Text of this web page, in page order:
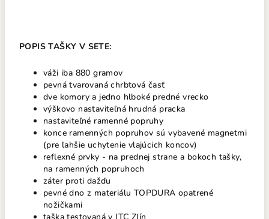
POPIS TAŠKY V SETE:
váži iba 880 gramov
pevná tvarovaná chrbtová časť
dve komory a jedno hlboké predné vrecko
výškovo nastaviteľná hrudná pracka
nastaviteľné ramenné popruhy
konce ramenných popruhov sú vybavené magnetmi
(pre ľahšie uchytenie vlajúcich koncov)
reflexné prvky - na prednej strane a bokoch tašky,
na ramenných popruhoch
záter proti dažďu
pevné dno z materiálu TOPDURA opatrené
nožičkami